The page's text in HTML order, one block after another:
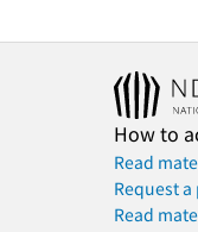
How to
Read
Request
Read